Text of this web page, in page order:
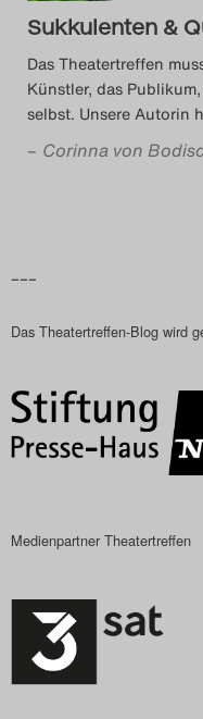
Das
Das
Das
Das
Das
Sukkulenten &
Das Theatertreffen
Künstler, das
selbst. Unsere Autorin
– Corinna von
–––
Das Theatertreffen-Blog wird
Medienpartner Theatertreffen